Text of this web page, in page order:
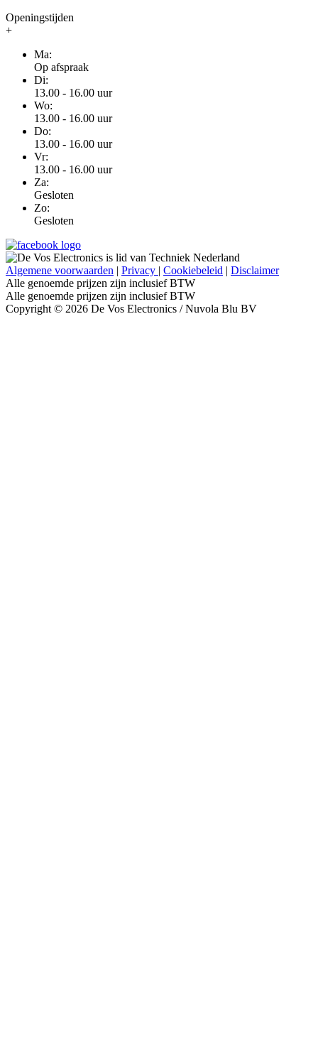
Openingstijden
+
Ma:
Op afspraak
Di:
13.00 - 16.00 uur
Wo:
13.00 - 16.00 uur
Do:
13.00 - 16.00 uur
Vr:
13.00 - 16.00 uur
Za:
Gesloten
Zo:
Gesloten
Algemene voorwaarden | Privacy | Cookiebeleid | Disclaimer
Alle genoemde prijzen zijn inclusief BTW
Alle genoemde prijzen zijn inclusief BTW
Copyright © 2026 De Vos Electronics / Nuvola Blu BV